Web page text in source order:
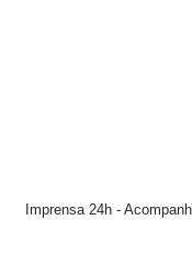
Imprensa 24h -